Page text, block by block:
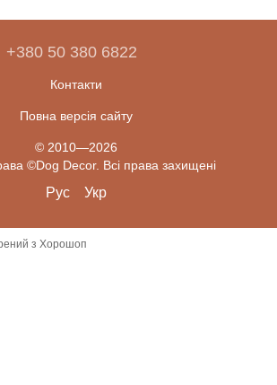
+380 50 380 6822
Контакти
Повна версія сайту
© 2010—2026
©Dog Decor. Всі права захищені
Рус Укр
з Хорошоп